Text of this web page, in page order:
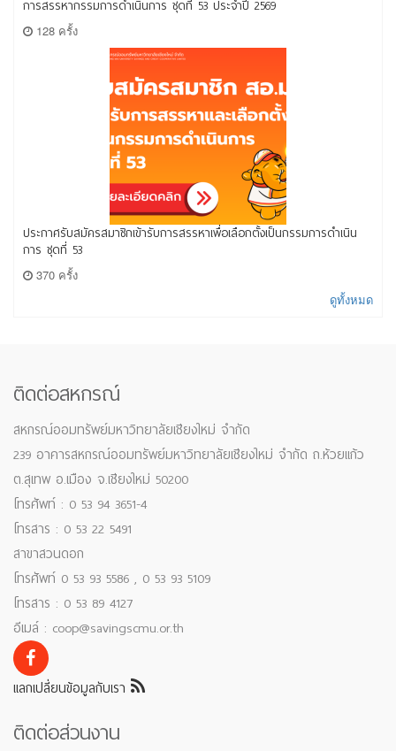
การสรรหากรรมการดำเนินการ ชุดที่ 53 ประจำปี 2569
128 ครั้ง
ประกาศรับสมัครสมาชิกเข้ารับการสรรหาเพื่อเลือกตั้งเป็นกรรมการดำเนิน
การ ชุดที่ 53
370 ครั้ง
ดูทั้งหมด
ติดต่อสหกรณ์
สหกรณ์ออมทรัพย์มหาวิทยาลัยเชียงใหม่ จำกัด
239 อาคารสหกรณ์ออมทรัพย์มหาวิทยาลัยเชียงใหม่ จำกัด ถ.ห้วยแก้ว
ต.สุเทพ อ.เมือง จ.เชียงใหม่ 50200
โทรศัพท์ : 0 53 94 3651-4
โทรสาร : 0 53 22 5491
สาขาสวนดอก
โทรศัพท์ 0 53 93 5586 , 0 53 93 5109
โทรสาร : 0 53 89 4127
อีเมล์ : coop@savingscmu.or.th
แลกเปลี่ยนข้อมูลกับเรา
ติดต่อส่วนงาน